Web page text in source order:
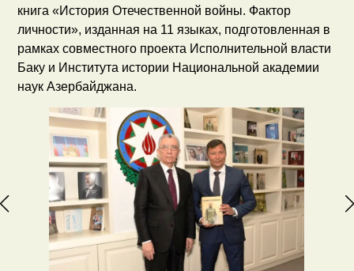
книга «История Отечественной войны. Фактор
личности», изданная на 11 языках, подготовленная в
рамках совместного проекта Исполнительной власти
Баку и Института истории Национальной академии
наук Азербайджана.